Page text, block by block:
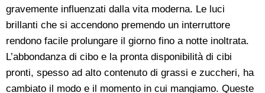
gravemente influenzati dalla vita moderna. Le luci
brillanti che si accendono premendo un interruttore
rendono facile prolungare il giorno fino a notte inoltrata.
L’abbondanza di cibo e la pronta disponibilità di cibi
pronti, spesso ad alto contenuto di grassi e zuccheri, ha
cambiato il modo e il momento in cui mangiamo. Queste